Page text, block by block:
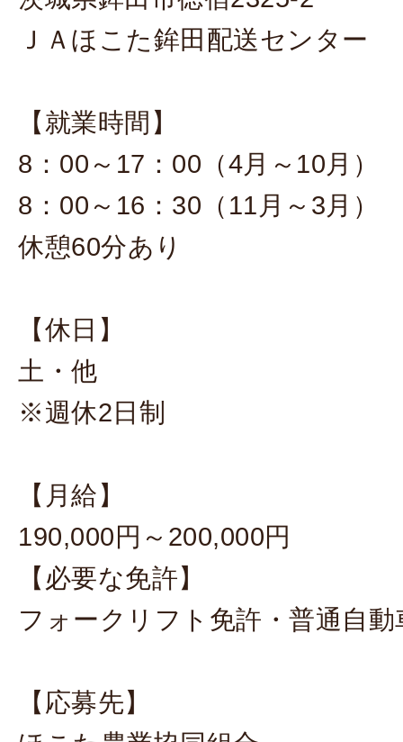
ＪＡほこた鉾田配送センター
【就業時間】
8：00～17：00（4月～10月）
8：00～16：30（11月～3月）
休憩60分あり
【休日】
土・他
※週休2日制
【月給】
190,000円～200,000円
【必要な免許】
フォークリフト免許・普通自動
【応募先】